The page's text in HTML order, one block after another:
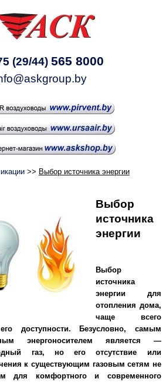
(29/44) 565 8000
>> Выбор источника энергии
Выбор
источника
энергии
Выбор
источника
энергии для
отопления дома,
чаще всего
доступности. Безусловно, самым
энергоносителем является —
газ, но его отсутствие или
к существующим газовым сетям не
для комфортного и современного